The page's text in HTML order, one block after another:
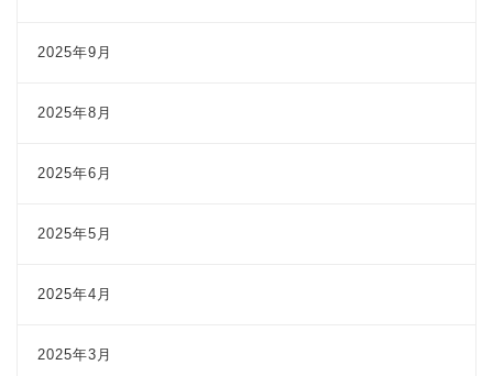
2025年9月
2025年8月
2025年6月
2025年5月
2025年4月
2025年3月